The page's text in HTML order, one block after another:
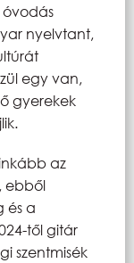
nyelvtant,
egy van,
gyerekek
az
ebből
és a
től gitár
szentmisék